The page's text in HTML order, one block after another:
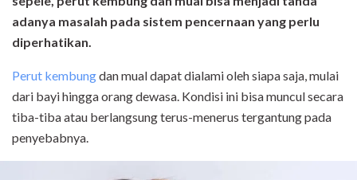
adanya masalah pada sistem pencernaan yang perlu
diperhatikan.
Perut kembungdan mual dapat dialami oleh siapa saja, mulai
dari bayi hingga orang dewasa. Kondisi ini bisa muncul secara
tiba-tiba atau berlangsung terus-menerus tergantung pada
penyebabnya.